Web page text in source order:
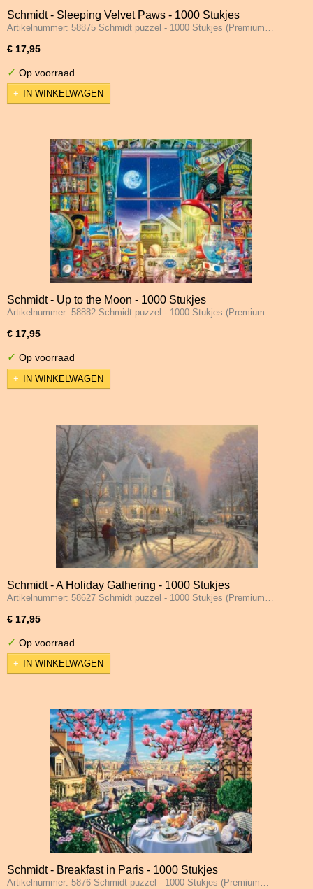
Schmidt - Sleeping Velvet Paws - 1000 Stukjes
Artikelnummer: 58875 Schmidt puzzel - 1000 Stukjes (Premium…
€ 17,95
✓ Op voorraad
IN WINKELWAGEN
Schmidt - Up to the Moon - 1000 Stukjes
Artikelnummer: 58882 Schmidt puzzel - 1000 Stukjes (Premium…
€ 17,95
✓ Op voorraad
IN WINKELWAGEN
Schmidt - A Holiday Gathering - 1000 Stukjes
Artikelnummer: 58627 Schmidt puzzel - 1000 Stukjes (Premium…
€ 17,95
✓ Op voorraad
IN WINKELWAGEN
Schmidt - Breakfast in Paris - 1000 Stukjes
Artikelnummer: 5876 Schmidt puzzel - 1000 Stukjes (Premium…